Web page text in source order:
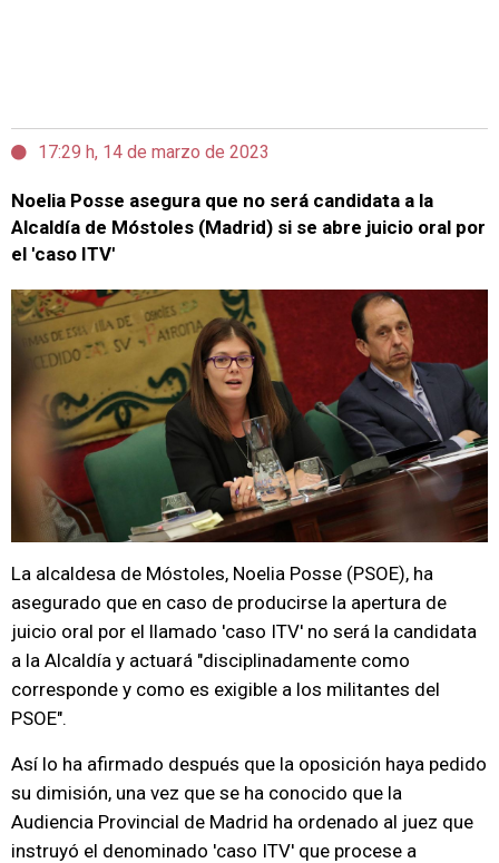
17:29 h, 14 de marzo de 2023
Noelia Posse asegura que no será candidata a la
Alcaldía de Móstoles (Madrid) si se abre juicio oral por
el 'caso ITV'
La alcaldesa de Móstoles, Noelia Posse (PSOE), ha
asegurado que en caso de producirse la apertura de
juicio oral por el llamado 'caso ITV' no será la candidata
a la Alcaldía y actuará "disciplinadamente como
corresponde y como es exigible a los militantes del
PSOE".
Así lo ha afirmado después que la oposición haya pedido
su dimisión, una vez que se ha conocido que la
Audiencia Provincial de Madrid ha ordenado al juez que
instruyó el denominado 'caso ITV' que procese a